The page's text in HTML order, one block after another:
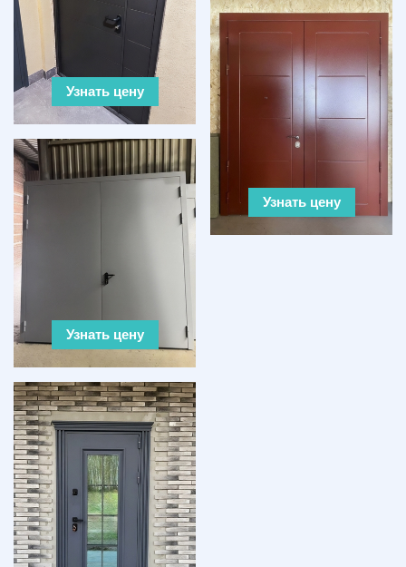
Узнать цену
Узнать цену
Узнать цену